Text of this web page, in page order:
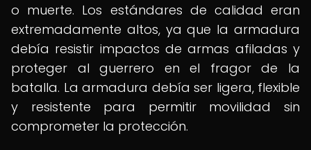
o muerte. Los estándares de calidad eran
extremadamente altos, ya que la armadura
debía resistir impactos de armas afiladas y
proteger al guerrero en el fragor de la
batalla. La armadura debía ser ligera, flexible
y resistente para permitir movilidad sin
comprometer la protección.